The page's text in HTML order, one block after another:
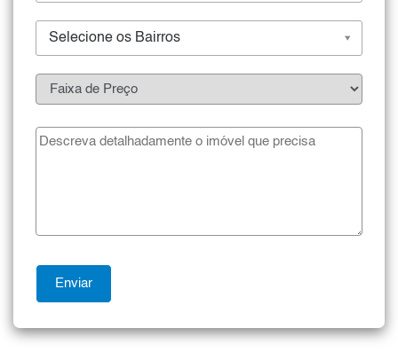
Selecione os Bairros